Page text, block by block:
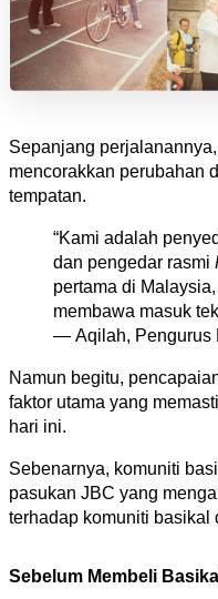
Sepanjang
mencorakkan perubahan
tempatan.
“Kami adalah
dan pengedar rasmi
pertama di
membawa masuk
— Aqilah, Pengurus
Namun begitu,
faktor utama yang
hari ini.
Sebenarnya, komuniti
pasukan JBC yang
terhadap komuniti basikal
Sebelum Membeli